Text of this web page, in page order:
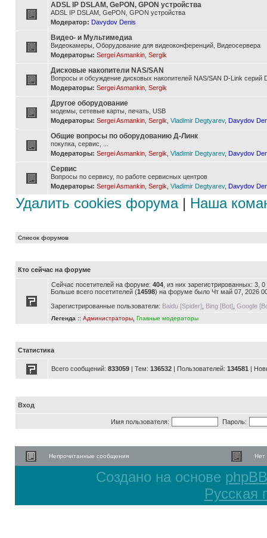
ADSL IP DSLAM, GePON, GPON устройства
ADSL IP DSLAM, GePON, GPON устройства
Модератор: Davydov Denis
Видео- и Мультимедиа
Видеокамеры, Оборудование для видеоконференций, Видеосервера
Модераторы: Sergei Asmankin Sergik
Дисковые накопители NAS/SAN
Вопросы и обсуждение дисковых накопителей NAS/SAN D-Link серий
Модераторы: Sergei Asmankin Sergik
Другое оборудование
модемы, сетевые карты, печать, USB
Модераторы: Sergei Asmankin Sergik Vladimir Degtyarev, Davydov
Общие вопросы по оборудованию Д-Линк
покупка, сервис, ...
Модераторы: Sergei Asmankin Sergik Vladimir Degtyarev, Davydov
Сервис
Вопросы по сервису, по работе сервисных центров
Модераторы: Sergei Asmankin Sergik Vladimir Degtyarev, Davydov
Удалить cookies форума| Наша
Список форумов
Кто сейчас на форуме
Сейчас посетителей на форуме: 404 , из них зарегистрированных: 3,
Больше всего посетителей (14598) на форуме было Чт май 07, 2026
Зарегистрированные пользователи: Baidu [Spider] Bing [Bot] Google
Легенда :: Администраторы Главные модераторы
Статистика
Всего сообщений: 833059 | Тем: 136532 | Пользователей: 134581 |
Вход
Имя пользователя: Пароль:
Непрочитанные сообщения Нет
Создано на основе phpBB
Русская